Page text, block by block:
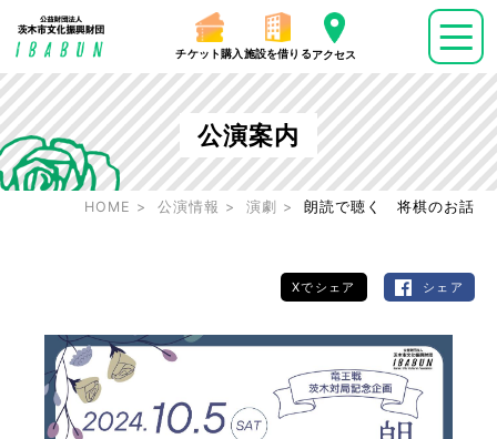
チケット購入 施設を借りるアクセス
公演案内
HOME 公演情報 演劇 朗読で聴く 将棋のお話
Xでシェア シェア